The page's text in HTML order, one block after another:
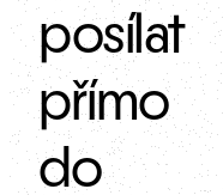
posílat
přímo
do